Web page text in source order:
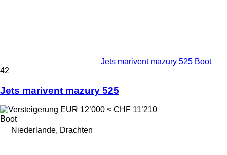
Jets marivent mazury 525 Boot
42
Jets marivent mazury 525
EUR 12’000 ≈ CHF 11’210
Boot
Niederlande, Drachten